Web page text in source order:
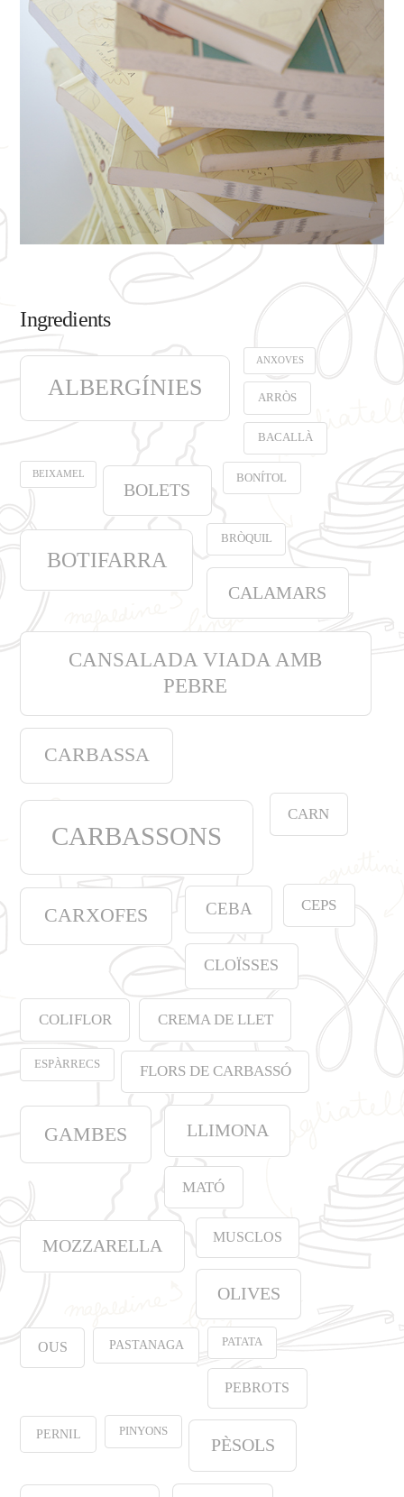
Ingredients
ALBERGÍNIES
ANXOVES
ARRÒS
BACALLÀ
BEIXAMEL
BOLETS
BONÍTOL
BOTIFARRA
BRÒQUIL
CALAMARS
CANSALADA VIADA AMB
PEBRE
CARBASSA
CARBASSONS
CARN
CARXOFES CEBA CEPS
CLOÏSSES
COLIFLOR CREMA DE LLET
ESPÀRRECS FLORS DE CARBASSÓ
GAMBES LLIMONA
MATÓ
MOZZARELLA MUSCLOS
OLIVES
OUS PASTANAGA PATATA
PEBROTS
PERNIL PINYONS
PÈSOLS